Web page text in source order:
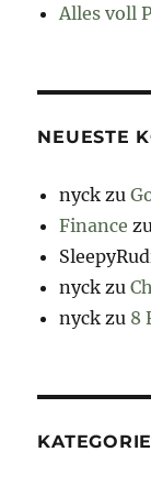
Alles voll
NEUESTE
nyck zu
Finance
nyck zu
nyck zu 8